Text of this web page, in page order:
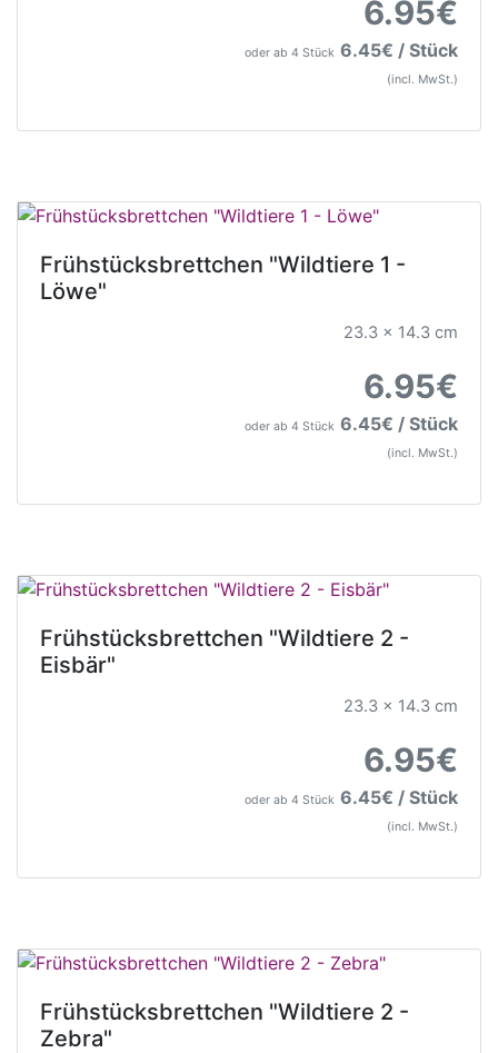
6.95€
oder ab 4 Stück 6.45€ / Stück
(incl. MwSt.)
Frühstücksbrettchen "Wildtiere 1 -
Löwe"
23.3 x 14.3 cm
6.95€
oder ab 4 Stück 6.45€ / Stück
(incl. MwSt.)
Frühstücksbrettchen "Wildtiere 2 -
Eisbär"
23.3 x 14.3 cm
6.95€
oder ab 4 Stück 6.45€ / Stück
(incl. MwSt.)
Frühstücksbrettchen "Wildtiere 2 -
Zebra"